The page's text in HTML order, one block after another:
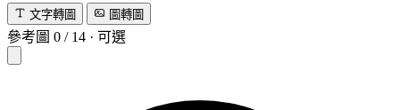
文字轉圖 圖轉圖
參考圖 0 / 14 · 可選